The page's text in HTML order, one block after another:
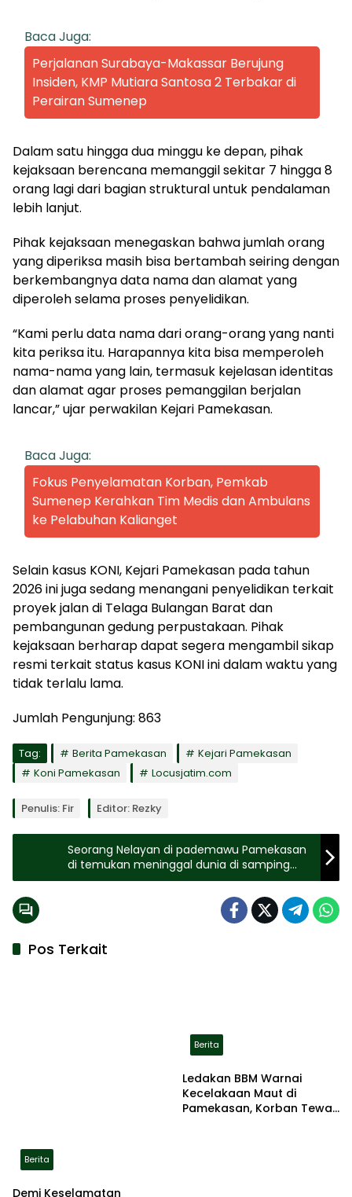
Baca Juga:
Perjalanan Surabaya-Makassar Berujung
Insiden, KMP Mutiara Santosa 2 Terbakar di
Perairan Sumenep
Dalam satu hingga dua minggu ke depan, pihak
kejaksaan berencana memanggil sekitar 7 hingga 8
orang lagi dari bagian struktural untuk pendalaman
lebih lanjut.
Pihak kejaksaan menegaskan bahwa jumlah orang
yang diperiksa masih bisa bertambah seiring dengan
berkembangnya data nama dan alamat yang
diperoleh selama proses penyelidikan.
“Kami perlu data nama dari orang-orang yang nanti
kita periksa itu. Harapannya kita bisa memperoleh
nama-nama yang lain, termasuk kejelasan identitas
dan alamat agar proses pemanggilan berjalan
lancar,” ujar perwakilan Kejari Pamekasan.
Baca Juga:
Fokus Penyelamatan Korban, Pemkab
Sumenep Kerahkan Tim Medis dan Ambulans
ke Pelabuhan Kalianget
Selain kasus KONI, Kejari Pamekasan pada tahun
2026 ini juga sedang menangani penyelidikan terkait
proyek jalan di Telaga Bulangan Barat dan
pembangunan gedung perpustakaan. Pihak
kejaksaan berharap dapat segera mengambil sikap
resmi terkait status kasus KONI ini dalam waktu yang
tidak terlalu lama.
Jumlah Pengunjung: 863
Tag: Berita Pamekasan
Kejari Pamekasan
Koni Pamekasan
Locusjatim.com
Penulis: Fir Editor: Rezky
Seorang Nelayan di pademawu Pamekasan
di temukan meninggal dunia di samping
perahu
Pos Terkait
Berita
Demi Keselamatan
Berita
Ledakan BBM Warnai
Kecelakaan Maut di
Pamekasan, Korban Tewas